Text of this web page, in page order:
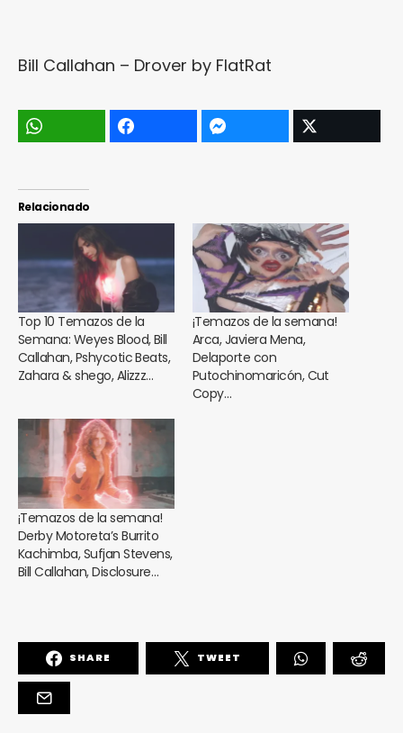
Bill Callahan – Drover by FlatRat
Relacionado
Top 10 Temazos de la
Semana: Weyes Blood, Bill
Callahan, Pshycotic Beats,
Zahara & shego, Alizzz…
¡Temazos de la semana!
Arca, Javiera Mena,
Delaporte con
Putochinomaricón, Cut
Copy…
¡Temazos de la semana!
Derby Motoreta’s Burrito
Kachimba, Sufjan Stevens,
Bill Callahan, Disclosure…
SHARE TWEET